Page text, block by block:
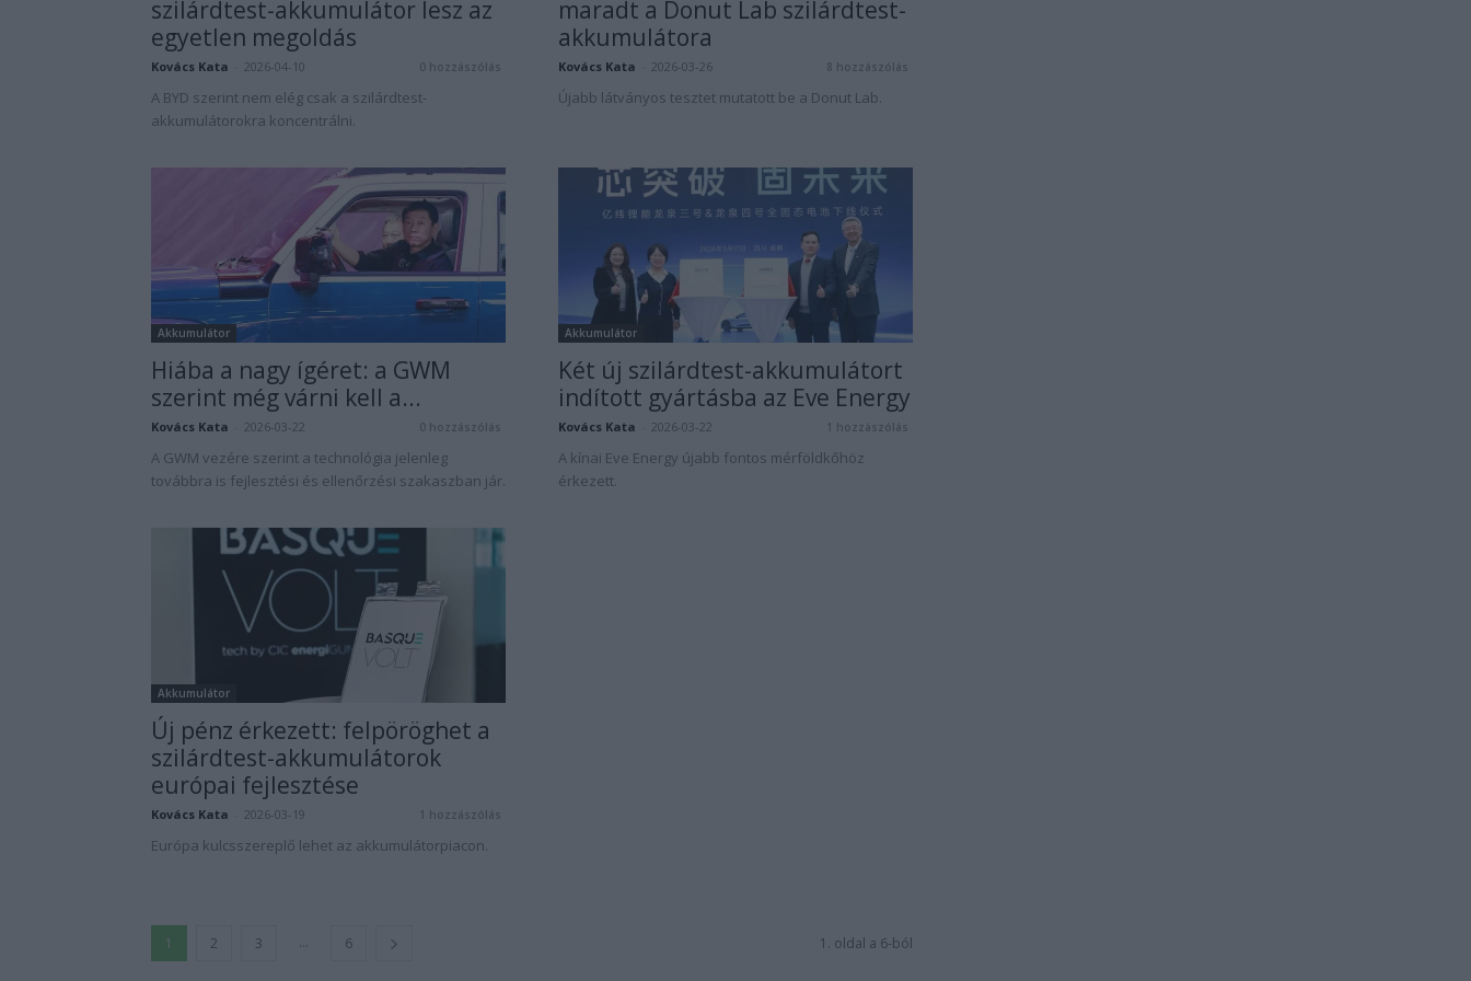
szilárdtest-akkumulátor lesz az
egyetlen megoldás
Kovács Kata 2026-04-10 0 hozzászólás
A BYD szerint nem elég csak a szilárdtest-
akkumulátorokra koncentrálni.
maradt a Donut Lab szilárdtest-
akkumulátora
Kovács Kata 2026-03-26 8 hozzászólás
Újabb látványos tesztet mutatott be a Donut Lab.
Akkumulátor
Hiába a nagy ígéret: a GWM
szerint még várni kell a...
Kovács Kata 2026-03-22 0 hozzászólás
A GWM vezére szerint a technológia jelenleg
továbbra is fejlesztési és ellenőrzési szakaszban jár.
Akkumulátor
Két új szilárdtest-akkumulátort
indított gyártásba az Eve Energy
Kovács Kata 2026-03-22 1 hozzászólás
A kínai Eve Energy újabb fontos mérföldkőhöz
érkezett.
Akkumulátor
Új pénz érkezett: felpöröghet a
szilárdtest-akkumulátorok
európai fejlesztése
Kovács Kata 2026-03-19 1 hozzászólás
Európa kulcsszereplő lehet az akkumulátorpiacon.
1 2 3 ... 6 1. oldal a 6-ból